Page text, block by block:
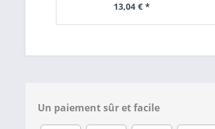
13,04 € *
Un paiement sûr et facile